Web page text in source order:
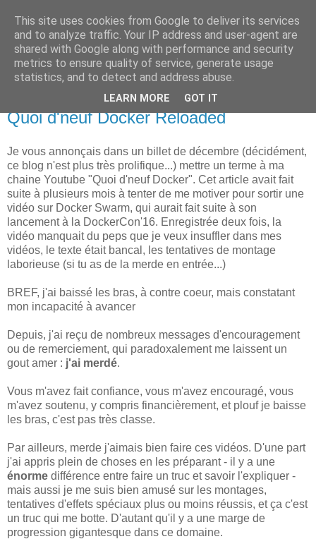
new Blog( perso );
Yet another Java blog, comme on dit
Quoi d'neuf Docker Reloaded
Je vous annonçais dans un billet de décembre (décidément,
ce blog n'est plus très prolifique...) mettre un terme à ma
chaine Youtube "Quoi d'neuf Docker". Cet article avait fait
suite à plusieurs mois à tenter de me motiver pour sortir une
vidéo sur Docker Swarm, qui aurait fait suite à son
lancement à la DockerCon'16. Enregistrée deux fois, la
vidéo manquait du peps que je veux insuffler dans mes
vidéos, le texte était bancal, les tentatives de montage
laborieuse (si tu as de la merde en entrée...)
BREF, j'ai baissé les bras, à contre coeur, mais constatant
mon incapacité à avancer
Depuis, j'ai reçu de nombreux messages d'encouragement
ou de remerciement, qui paradoxalement me laissent un
gout amer : j'ai merdé.
Vous m'avez fait confiance, vous m'avez encouragé, vous
m'avez soutenu, y compris financièrement, et plouf je baisse
les bras, c'est pas très classe.
Par ailleurs, merde j'aimais bien faire ces vidéos. D'une part
j'ai appris plein de choses en les préparant - il y a une
énorme différence entre faire un truc et savoir l'expliquer -
mais aussi je me suis bien amusé sur les montages,
tentatives d'effets spéciaux plus ou moins réussis, et ça c'est
un truc qui me botte. D'autant qu'il y a une marge de
progression gigantesque dans ce domaine.
This site uses cookies from Google to deliver its services
and to analyze traffic. Your IP address and user-agent are
shared with Google along with performance and security
metrics to ensure quality of service, generate usage
statistics, and to detect and address abuse.
LEARN MORE GOT IT